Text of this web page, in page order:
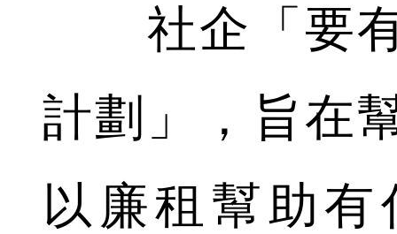
社企「要有
計劃」，旨在
以廉租幫助